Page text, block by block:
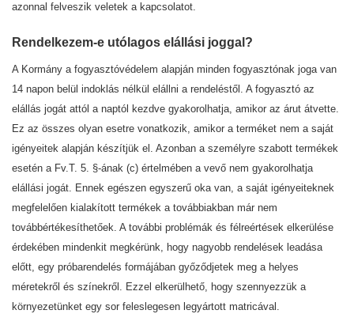
azonnal felveszik veletek a kapcsolatot.
Rendelkezem-e utólagos elállási joggal?
A Kormány a fogyasztóvédelem alapján minden fogyasztónak joga van
14 napon belül indoklás nélkül elállni a rendeléstől. A fogyasztó az
elállás jogát attól a naptól kezdve gyakorolhatja, amikor az árut átvette.
Ez az összes olyan esetre vonatkozik, amikor a terméket nem a saját
igényeitek alapján készítjük el. Azonban a személyre szabott termékek
esetén a Fv.T. 5. §-ának (c) értelmében a vevő nem gyakorolhatja
elállási jogát. Ennek egészen egyszerű oka van, a saját igényeiteknek
megfelelően kialakított termékek a továbbiakban már nem
továbbértékesíthetőek. A további problémák és félreértések elkerülése
érdekében mindenkit megkérünk, hogy nagyobb rendelések leadása
előtt, egy próbarendelés formájában győződjetek meg a helyes
méretekről és színekről. Ezzel elkerülhető, hogy szennyezzük a
környezetünket egy sor feleslegesen legyártott matricával.